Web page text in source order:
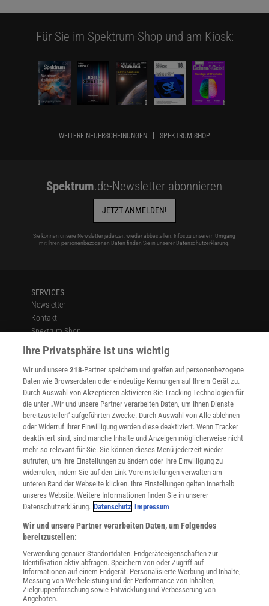
Für Sie im Spektrum-Shop und am Kiosk:
WEITERE NEUERSCHEINUNGEN SPEKTRUM SHOP
Spektrum.de-Newsletter abonnieren
JETZT ANMELDEN!
Sie können unsere Newsletter jederzeit wieder abbestellen. Infos zu unserem Umgang
mit Ihren personenbezogenen Daten finden Sie in unserer Datenschutzerklärung.
SERVICES
Newsletter
Kontakt
Spektrum Shop
Im Handel kaufen
Presse
Verträge kündigen
INFO
Mediadaten
Datenschutz
Nutzungsbedingungen
Cookie-Einstellungen
Utiq verwalten
Nutzungsbasierte Onlinewerbung
Alle Artikel
Impressum
Angebote für Schulen
Angebote für Institutionen
Sprachen lernen mit Gymglish
Lexika
Für Spektrum schreiben
Zugänglichkeitserklärung
Ihre Privatsphäre ist uns wichtig
Wir und unsere218-Partner speichern und greifen auf personenbezogene
Daten wie Browserdaten oder eindeutige Kennungen auf Ihrem Gerät zu.
Durch Auswahl von Akzeptieren aktivieren Sie Tracking-Technologien für
die unter „Wir und unsere Partner verarbeiten Daten, um Ihnen Dienste
bereitzustellen“ aufgeführten Zwecke. Durch Auswahl von Alle ablehnen
oder Widerruf Ihrer Einwilligung werden diese deaktiviert. Wenn Tracker
deaktiviert sind, sind manche Inhalte und Anzeigen möglicherweise nicht
mehr so relevant für Sie. Sie können dieses Menü jederzeit wieder
aufrufen, um Ihre Einstellungen zu ändern oder Ihre Einwilligung zu
widerrufen, indem Sie auf den Link Voreinstellungen verwalten am
unteren Rand der Webseite klicken. Ihre Einstellungen gelten innerhalb
unseres Website. Weitere Informationen finden Sie in unserer
Datenschutzerklärung. Datenschutz Impressum
Wir und unsere Partner verarbeiten Daten, um Folgendes
bereitzustellen:
Verwendung genauer Standortdaten. Endgeräteeigenschaften zur
Identifikation aktiv abfragen. Speichern von oder Zugriff auf
Informationen auf einem Endgerät. Personalisierte Werbung und Inhalte,
Messung von Werbeleistung und der Performance von Inhalten,
Zielgruppenforschung sowie Entwicklung und Verbesserung von
Angeboten.